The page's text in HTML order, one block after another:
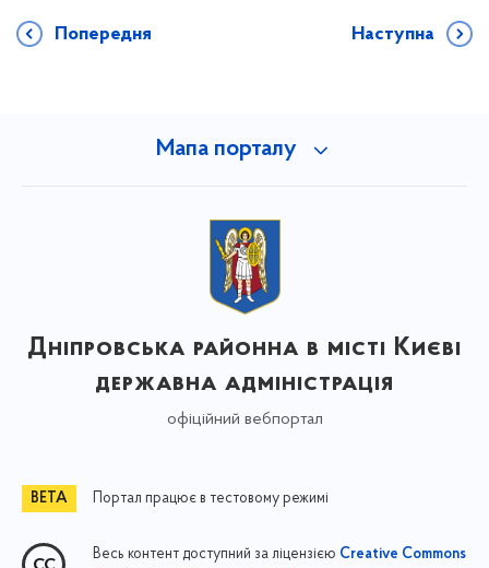
Попередня Наступна
Мапа порталу
Дніпровська районна в місті Києві
державна адміністрація
офіційний вебпортал
Портал працює в тестовому режимі
Весь контент доступний за ліцензією Creative Commons